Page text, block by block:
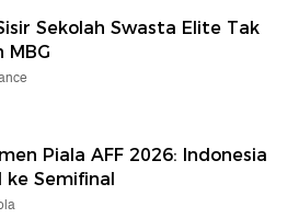
Sekolah Swasta Elite Tak
MBG
Piala AFF 2026: Indonesia
ke Semifinal